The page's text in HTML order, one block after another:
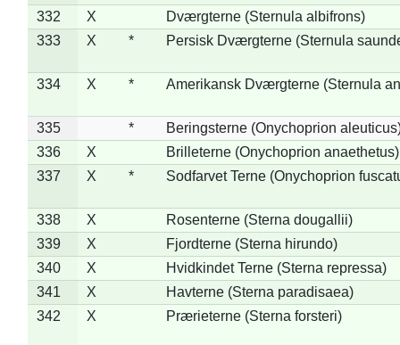
332 X
Dværgterne (Sternula albifrons)
333
X * Persisk Dværgterne (Sternula
334 X * Amerikansk Dværgterne (Sternula
335 *
Beringsterne (Onychoprion
336
X
Brilleterne (Onychoprion anaethetus)
337
X * Sodfarvet Terne (Onychoprion
338 X
Rosenterne (Sterna dougallii)
339
X
Fjordterne (Sterna hirundo)
340
X
Hvidkindet Terne (Sterna repressa)
341
X
Havterne (Sterna paradisaea)
342
X Prærieterne (Sterna forsteri)